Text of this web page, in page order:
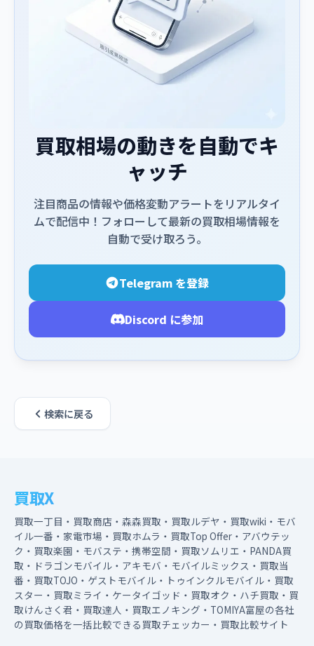
買取相場の動きを自動でキ
ャッチ
注目商品の情報や価格変動アラートをリアルタイ
ムで配信中！フォローして最新の買取相場情報を
自動で受け取ろう。
Telegram を登録
Discord に参加
検索に戻る
買取X
買取一丁目・買取商店・森森買取・買取ルデヤ・買取wiki・モバ
イル一番・家電市場・買取ホムラ・買取Top Offer・アバウテッ
ク・買取楽園・モバステ・携帯空間・買取ソムリエ・PANDA買
取・ドラゴンモバイル・アキモバ・モバイルミックス・買取当
番・買取TOJO・ゲストモバイル・トゥインクルモバイル・買取
スター・買取ミライ・ケータイゴッド・買取オク・ハチ買取・買
取けんさく君・買取達人・買取エノキング・TOMIYA富屋の各社
の買取価格を一括比較できる買取チェッカー・買取比較サイト